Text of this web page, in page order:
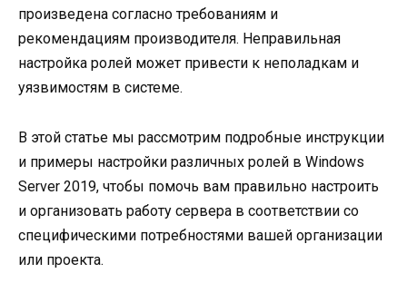
произведена согласно требованиям и
рекомендациям производителя. Неправильная
настройка ролей может привести к неполадкам и
уязвимостям в системе.
В этой статье мы рассмотрим подробные инструкции
и примеры настройки различных ролей в Windows
Server 2019, чтобы помочь вам правильно настроить
и организовать работу сервера в соответствии со
специфическими потребностями вашей организации
или проекта.